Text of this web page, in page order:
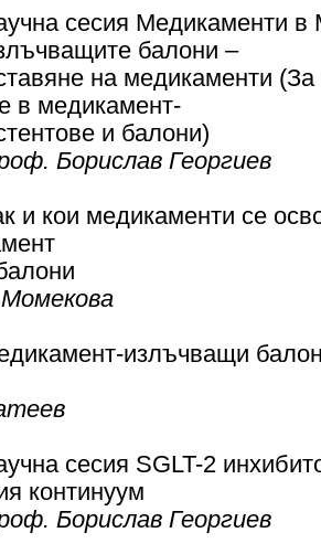
сесия Медикаменти
балони –
на медикаменти
в медикамент-
и балони)
Борислав Георгиев
и кои медикаменти се
излъчващи
сесия SGLT-2
континуум
Борислав Георгиев